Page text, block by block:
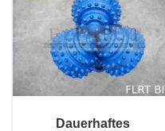
Dauerhaftes